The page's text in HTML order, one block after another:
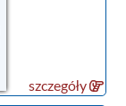
szczegóły